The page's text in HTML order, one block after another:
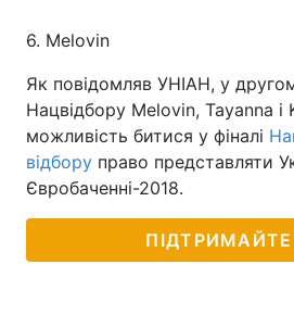
6. Melovin
Як повідомляв УНІАН, у
Нацвідбору Melovin, Tayanna
можливість битися у фіналі
відбору право представляти
Євробаченні-2018.